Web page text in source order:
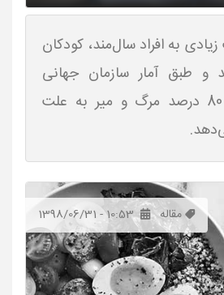
به افراد سال‌مند، کودکان
و طبق آمار سازمان جهانی
بهداشت، حدود 80 درصد مرگ و میر به علت
مقاله 1398/06/31 - 10:53